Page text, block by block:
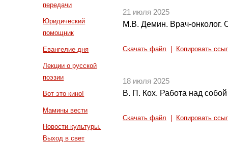
передачи
Юридический
помощник
Евангелие дня
Лекции о русской
поэзии
Вот это кино!
Мамины вести
Новости культуры.
Выход в свет
21 июля 2025
М.В. Демин. Врач-онколог.
Скачать файл Копировать
18 июля 2025
В. П. Кох. Работа над собой
Скачать файл Копировать